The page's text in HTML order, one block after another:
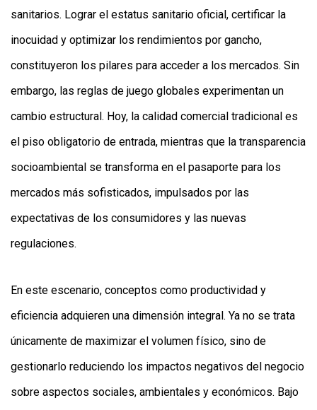
MAPA
SITIO
QUIENES
SOMOS
sanitarios. Lograr el estatus sanitario oficial, certificar la
inocuidad y optimizar los rendimientos por gancho,
constituyeron los pilares para acceder a los mercados. Sin
embargo, las reglas de juego globales experimentan un
cambio estructural. Hoy, la calidad comercial tradicional es
el piso obligatorio de entrada, mientras que la transparencia
socioambiental se transforma en el pasaporte para los
mercados más sofisticados, impulsados por las
expectativas de los consumidores y las nuevas
regulaciones.
En este escenario, conceptos como productividad y
eficiencia adquieren una dimensión integral. Ya no se trata
únicamente de maximizar el volumen físico, sino de
gestionarlo reduciendo los impactos negativos del negocio
sobre aspectos sociales, ambientales y económicos. Bajo